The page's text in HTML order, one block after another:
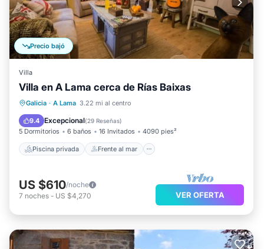
Precio bajó
Villa
Villa en A Lama cerca de Rías Baixas
Galicia · A Lama 3.22 mi al centro
9.4 Excepcional(29 Reseñas)
5 Dormitorios 6 baños 16 Invitados 4090 pies²
Piscina privada Frente al mar
Piscina privada
Frente al mar
Aparcamiento
US $610/noche
7 noches - US $4,270 VER OFERTA